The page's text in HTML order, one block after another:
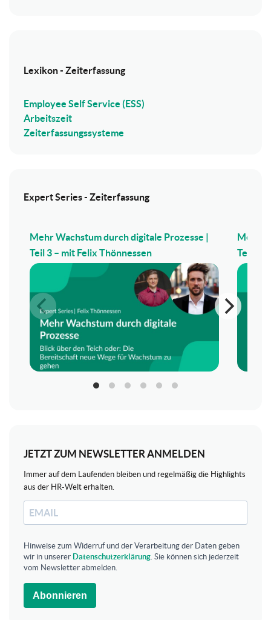
Lexikon - Zeiterfassung
Employee Self Service (ESS)
Arbeitszeit
Zeiterfassungssysteme
Expert Series - Zeiterfassung
Mehr Wachstum durch digitale Prozesse |
Teil 3 – mit Felix Thönnessen
Mehr
Teil 2 –
JETZT ZUM NEWSLETTER ANMELDEN
Immer auf dem Laufenden bleiben und regelmäßig die Highlights
aus der HR-Welt erhalten.
Hinweise zum Widerruf und der Verarbeitung der Daten geben
wir in unserer Datenschutzerklärung . Sie können sich jederzeit
vom Newsletter abmelden.
Abonnieren